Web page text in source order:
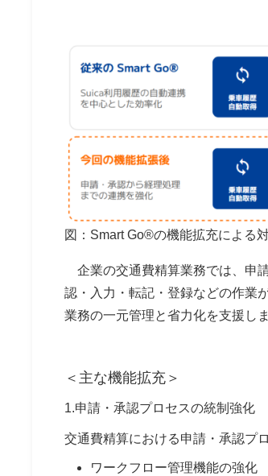
図：Smart Go®の機能拡充による
企業の交通費精算業務では、申
認・入力・転記・登録などの作業
業務の一元管理と省力化を支援しま
＜ 主な機能拡充＞
1.申請・承認プロセスの統制強化
交通費精算における申請・承認プ
ワークフロー管理機能の強化